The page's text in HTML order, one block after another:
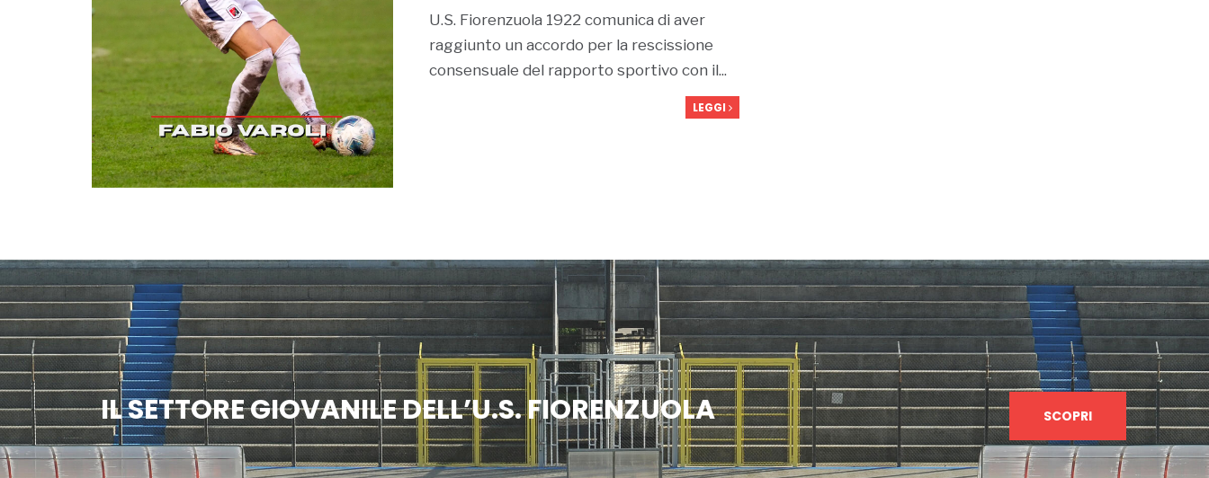
U.S. Fiorenzuola 1922 comunica di aver
raggiunto un accordo per la rescissione
consensuale del rapporto sportivo con il...
LEGGI
IL SETTORE GIOVANILE DELL’U.S. FIORENZUOLA SCOPRI